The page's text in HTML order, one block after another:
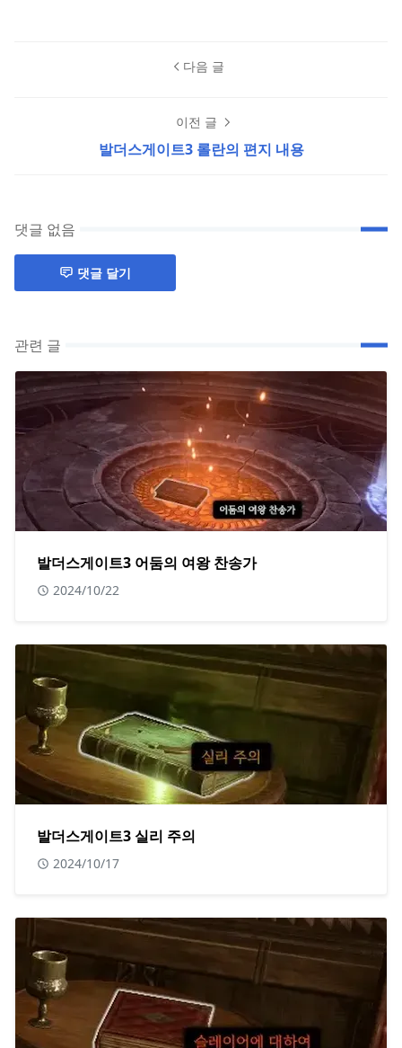
다음 글
이전 글
발더스게이트3 롤란의 편지 내용
댓글 없음
댓글 달기
관련 글
발더스게이트3 어둠의 여왕 찬송가
2024/10/22
발더스게이트3 실리 주의
2024/10/17